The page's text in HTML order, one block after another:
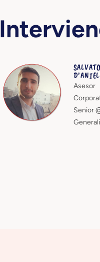
Asesor
Senior
Generali